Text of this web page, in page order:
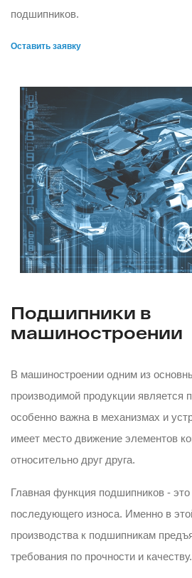
подшипников.
Оставить заявку
Подшипники в
машиностроении
В машиностроении одним из
производимой продукции является
особенно важна в механизмах и
имеет место движение элементов
относительно друг друга.
Главная функция подшипников -
последующего износа. Именно в
производства к подшипникам
требования по прочности и качеству.